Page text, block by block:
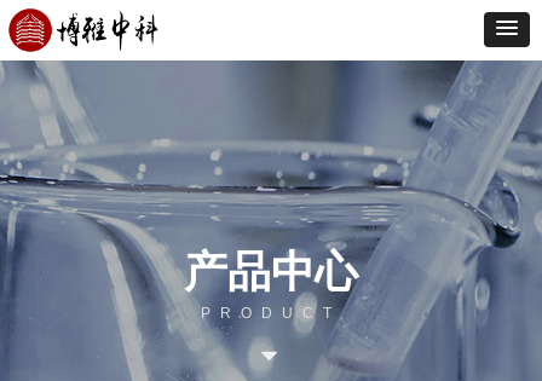
产品中心
뀓
PRODUCT